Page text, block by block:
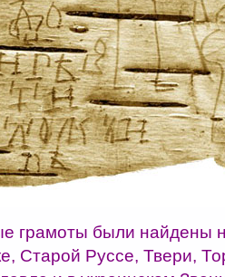
грамоты были найдены
Старой Руссе, Твери,